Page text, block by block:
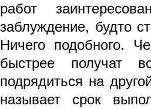
работ
заблуждение, будто
Ничего подобного.
быстрее получат
подрядиться на
называет срок